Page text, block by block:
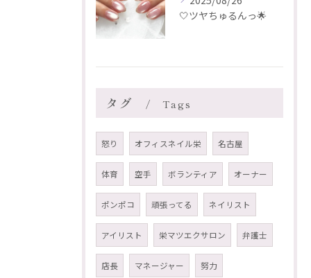
🤍ツヤちゅるんっ🌟
タグ Tags
怒り オフィスネイル栄 名古屋
体育 空手 ボランティア オーナー
ポンポコ 頑張ってる ネイリスト
アイリスト 栄マツエクサロン 弁護士
店長 マネージャー 努力